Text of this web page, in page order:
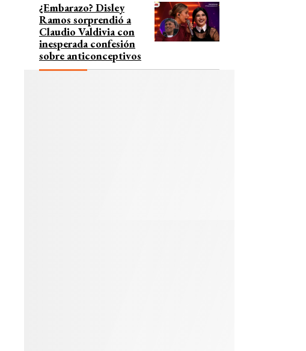
¿Embarazo? Disley
Ramos sorprendió a
Claudio Valdivia con
inesperada confesión
sobre anticonceptivos